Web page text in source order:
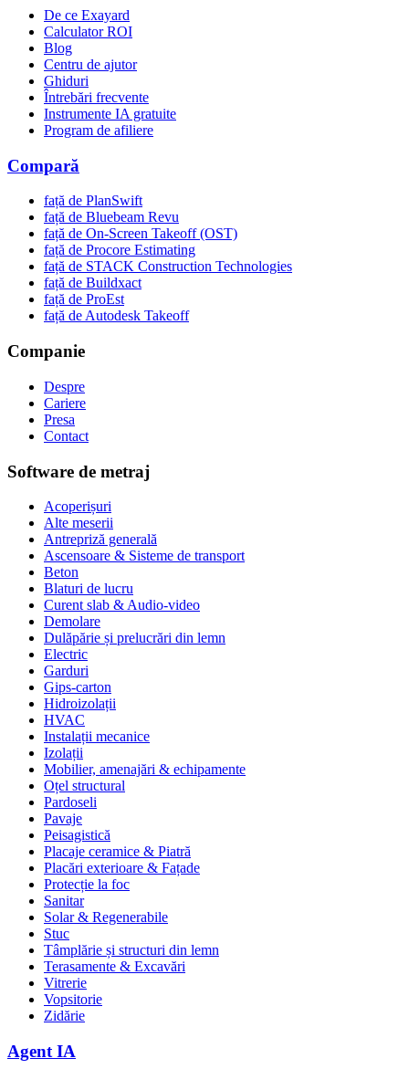
De ce Exayard
Calculator ROI
Blog
Centru de ajutor
Ghiduri
Întrebări frecvente
Instrumente IA gratuite
Program de afiliere
Compară
față de PlanSwift
față de Bluebeam Revu
față de On-Screen Takeoff (OST)
față de Procore Estimating
față de STACK Construction Technologies
față de Buildxact
față de ProEst
față de Autodesk Takeoff
Companie
Despre
Cariere
Presa
Contact
Software de metraj
Acoperișuri
Alte meserii
Antrepriză generală
Ascensoare & Sisteme de transport
Beton
Blaturi de lucru
Curent slab & Audio-video
Demolare
Dulăpărie și prelucrări din lemn
Electric
Garduri
Gips-carton
Hidroizolații
HVAC
Instalații mecanice
Izolații
Mobilier, amenajări & echipamente
Oțel structural
Pardoseli
Pavaje
Peisagistică
Placaje ceramice & Piatră
Placări exterioare & Fațade
Protecție la foc
Sanitar
Solar & Regenerabile
Stuc
Tâmplărie și structuri din lemn
Terasamente & Excavări
Vitrerie
Vopsitorie
Zidărie
Agent IA